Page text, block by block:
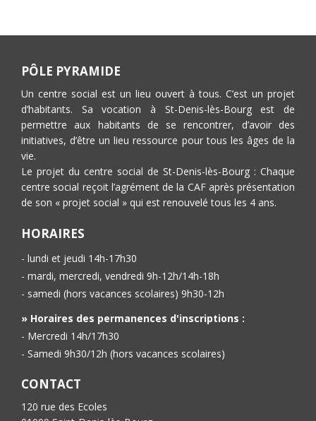
PÔLE PYRAMIDE
Un centre social est un lieu ouvert à tous. C’est un projet
d’habitants. Sa vocation à St-Denis-lès-Bourg est de
permettre aux habitants de se rencontrer, d’avoir des
initiatives, d’être un lieu ressource pour tous les âges de la
vie.
Le projet du centre social de St-Denis-lès-Bourg : Chaque
centre social reçoit l’agrément de la CAF après présentation
de son « projet social » qui est renouvelé tous les 4 ans.
HORAIRES
- lundi et jeudi 14h-17h30
- mardi, mercredi, vendredi 9h-12h/14h-18h
- samedi (hors vacances scolaires) 9h30-12h
» Horaires des permanences d'inscriptions :
- Mercredi 14h/17h30
- Samedi 9h30/12h (hors vacances scolaires)
CONTACT
120 rue des Ecoles